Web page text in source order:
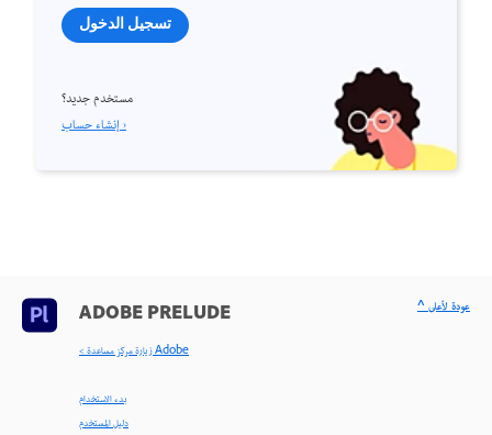
تسجيل الدخول
مستخدم جديد؟
إنشاء حساب ›
ADOBE PRELUDE
< زيارة مركز مساعدة Adobe
بدء الاستخدام
دليل المستخدم
^ عودة لأعلى